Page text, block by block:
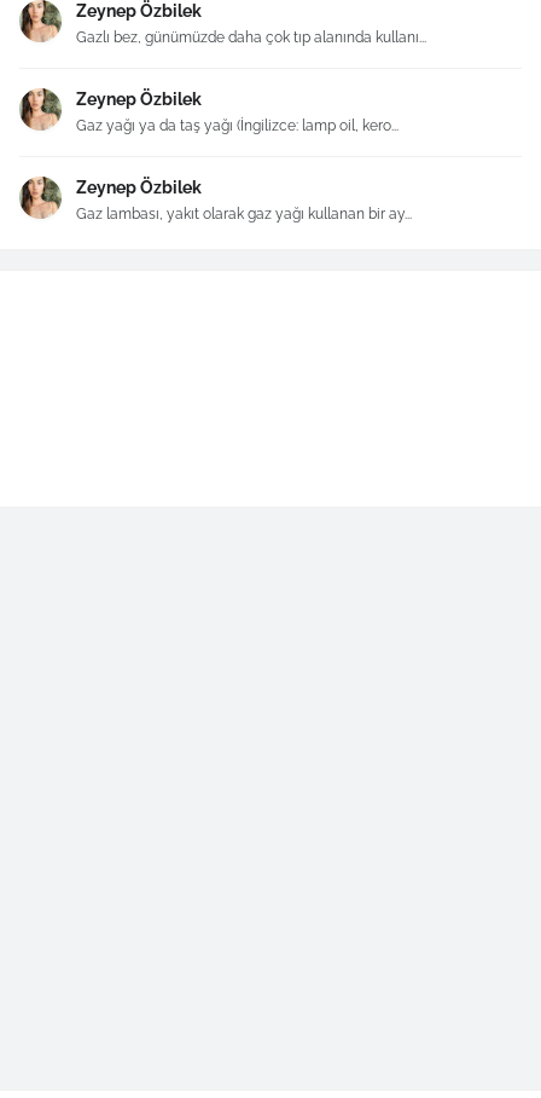
Zeynep Özbilek
Gazlı bez, günümüzde daha çok tıp alanında kullanı...
Zeynep Özbilek
Gaz yağı ya da taş yağı (İngilizce: lamp oil, kero...
Zeynep Özbilek
Gaz lambası, yakıt olarak gaz yağı kullanan bir ay...